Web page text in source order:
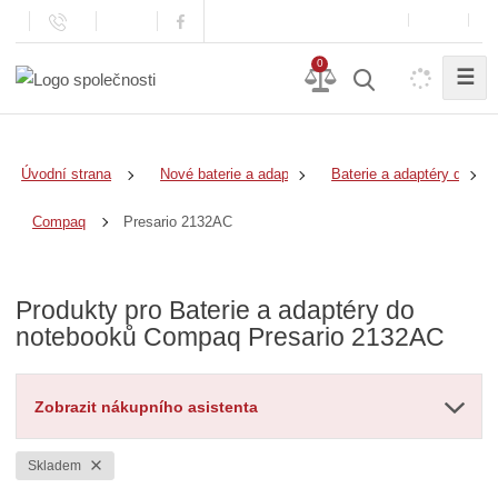
0
☰
Úvodní strana Nové baterie a adaptéry Baterie a adaptéry do
Compaq Presario 2132AC
Produkty pro Baterie a adaptéry do
notebooků Compaq Presario 2132AC
Zobrazit nákupního asistenta
Skladem